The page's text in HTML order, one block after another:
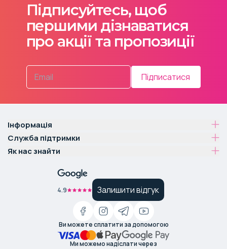
Підписуйтесь, щоб
першими дізнаватися
про акції та пропозиції
Підписатися
Інформація
Служба підтримки
Як нас знайти
4.9 Залишити відгук
Ви можете сплатити за допомогою
Ми можемо надіслати через